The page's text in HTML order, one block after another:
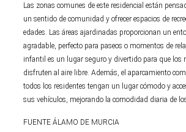
Las zonas comunes de este residencial están
un sentido de comunidad y ofrecer espacios de
edades. Las áreas ajardinadas proporcionan un
agradable, perfecto para paseos o momentos de
infantil es un lugar seguro y divertido para que los
disfruten al aire libre. Además, el aparcamiento
todos los residentes tengan un lugar cómodo y
sus vehículos, mejorando la comodidad diaria de
FUENTE ÁLAMO DE MURCIA